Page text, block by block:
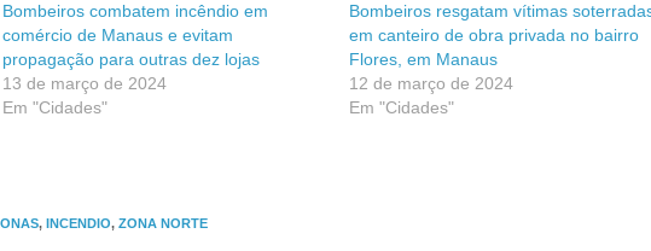
Bombeiros combatem incêndio em
comércio de Manaus e evitam
propagação para outras dez lojas
13 de março de 2024
Em "Cidades"
Bombeiros resgatam vítimas
em canteiro de obra privada no bairro
Flores, em Manaus
12 de março de 2024
Em "Cidades"
, INCENDIO, ZONA NORTE